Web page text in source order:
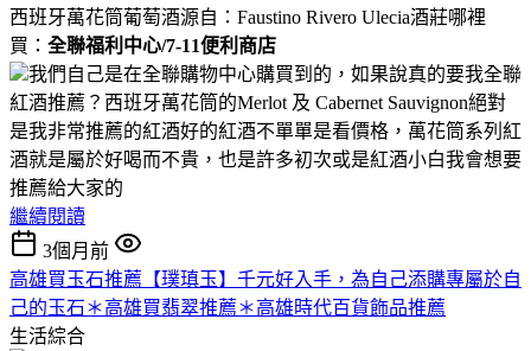
西班牙萬花筒葡萄酒源自：Faustino Rivero Ulecia酒莊哪裡
買： 全聯福利中心/7-11便利商店
我們自己是在全聯購物中心購買到的，如果說真的要我全聯
紅酒推薦？西班牙萬花筒的Merlot 及 Cabernet Sauvignon絕對
是我非常推薦的紅酒好的紅酒不單單是看價格，萬花筒系列紅
酒就是屬於好喝而不貴，也是許多初次或是紅酒小白我會想要
推薦給大家的
繼續閱讀
3個月前
高雄買玉石推薦【璞瑱玉】千元好入手，為自己添購專屬於自
己的玉石＊高雄買翡翠推薦＊高雄時代百貨飾品推薦
生活綜合